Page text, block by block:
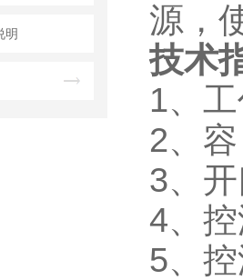
明
源，
技术
1、
2、
3、
4、
5、